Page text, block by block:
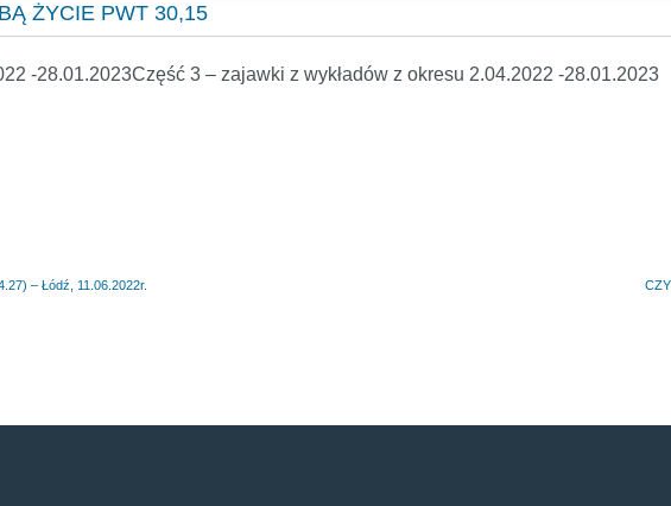
ŻYCIE PWT 30,15
-28.01.2023Część 3 – zajawki z wykładów z okresu 2.04.2022 -28.01.2023
– Łódź, 11.06.2022r.